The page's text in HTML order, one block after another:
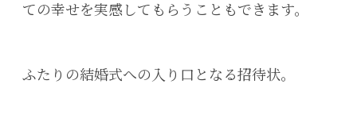
ての幸せを実感してもらうこともできます。
ふたりの結婚式への入り口となる招待状。